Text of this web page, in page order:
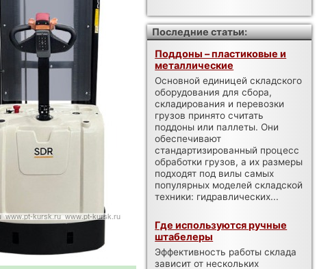
Последние статьи:
Поддоны – пластиковые и
металлические
Основной единицей складского
оборудования для сбора,
складирования и перевозки
грузов принято считать
поддоны или паллеты. Они
обеспечивают
стандартизированный процесс
обработки грузов, а их размеры
подходят под вилы самых
популярных моделей складской
техники: гидравлических...
Где используются ручные
штабелеры
Эффективность работы склада
зависит от нескольких